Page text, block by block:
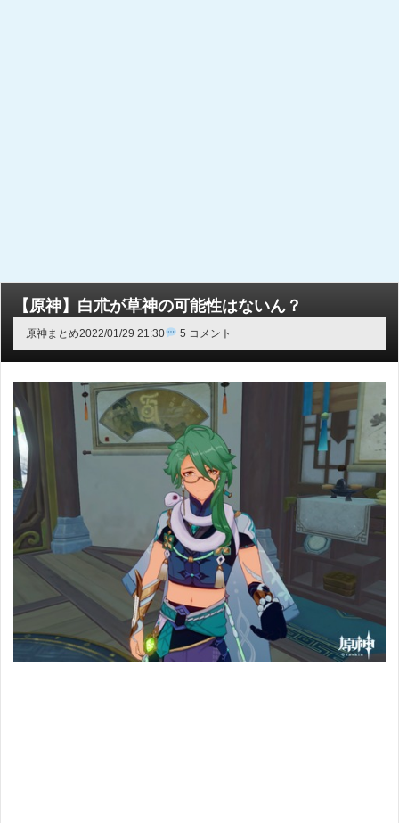
【原神】白朮が草神の可能性はないん？
原神まとめ2022/01/29 21:30 5 コメント